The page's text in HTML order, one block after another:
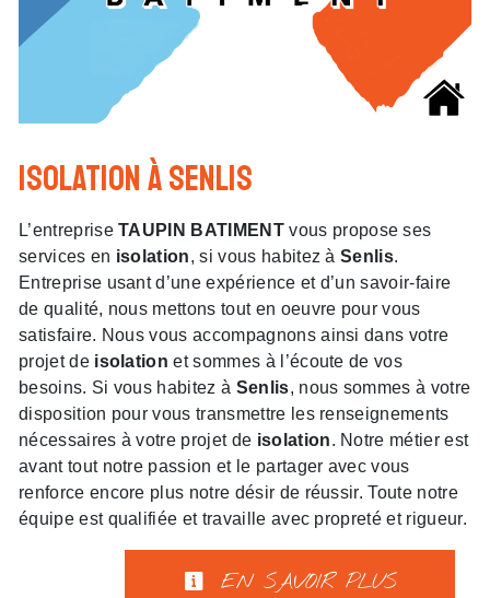
isolation à Senlis
L’entrepriseTAUPIN BATIMENTvous propose ses
services en isolation, si vous habitez àSenlis.
Entreprise usant d’une expérience et d’un savoir-faire
de qualité, nous mettons tout en oeuvre pour vous
satisfaire. Nous vous accompagnons ainsi dans votre
projet de isolation et sommes à l’écoute de vos
besoins. Si vous habitez à Senlis, nous sommes à votre
disposition pour vous transmettre les renseignements
nécessaires à votre projet de isolation. Notre métier est
avant tout notre passion et le partager avec vous
renforce encore plus notre désir de réussir. Toute notre
équipe est qualifiée et travaille avec propreté et rigueur.
EN SAVOIR PLUS